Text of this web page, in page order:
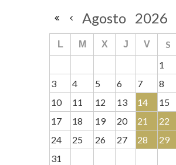
Agosto 2026
L M X J V S
1
3
4 5 6 7 8
10
11 12 13 14 15
17
18 19 20 21 22
24
25 26 27 28 29
31